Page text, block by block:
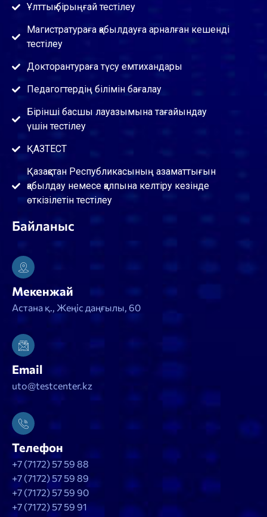
Ұлттық бірыңғай тестілеу
Магистратураға қабылдауға арналған кешенді
тестілеу
Докторантураға түсу емтихандары
Педагогтердің білімін бағалау
Бірінші басшы лауазымына тағайындау
үшін тестілеу
ҚАЗТЕСТ
Қазақстан Республикасының азаматтығын
қабылдау немесе қалпына келтіру кезінде
өткізілетін тестілеу
Байланыс
Мекенжай
Астана қ., Жеңіс даңғылы, 60
Email
uto@testcenter.kz
Телефон
+7 (7172) 57 59 88
+7 (7172) 57 59 89
+7 (7172) 57 59 90
+7 (7172) 57 59 91